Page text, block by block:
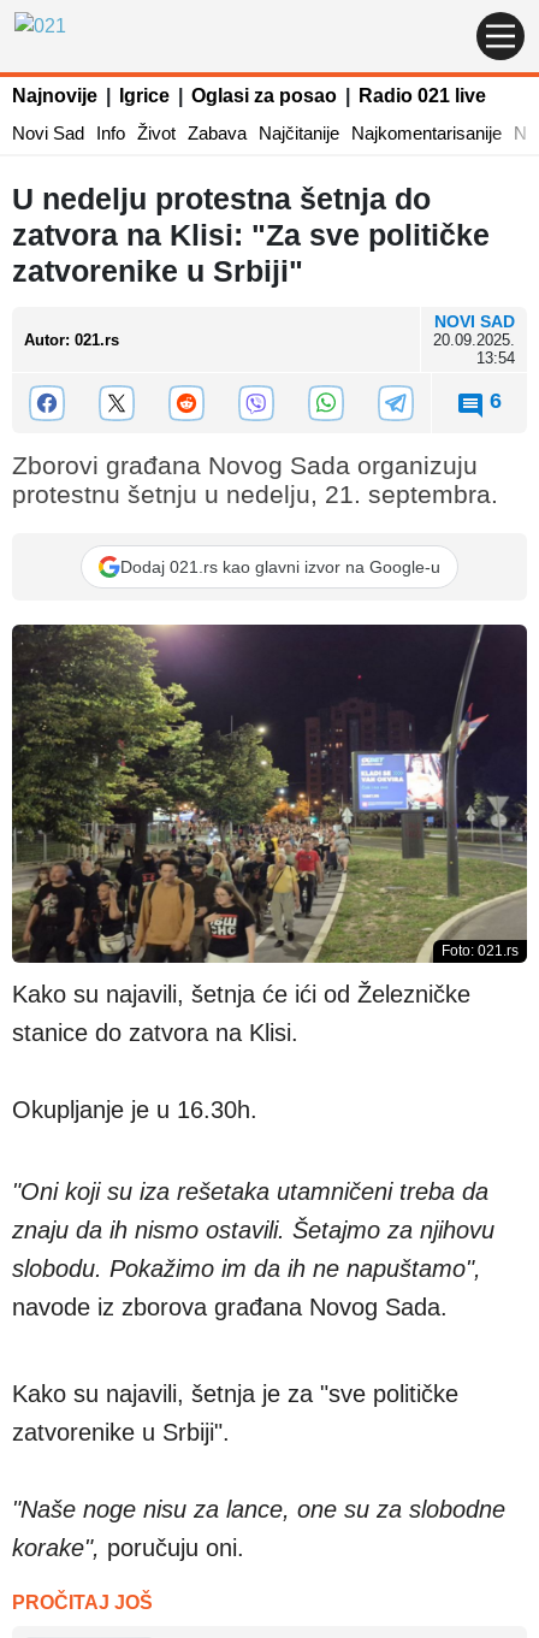
Najnovije Igrice Oglasi za posao
Radio 021 live
Novi Sad
Info Život Zabava Najčitanije Najkomentarisanije
U nedelju protestna šetnja do
zatvora na Klisi: "Za sve političke
zatvorenike u Srbiji"
Autor: 021.rs
NOVI SAD
20.09.2025.
13:54
6
Zborovi građana Novog Sada organizuju
protestnu šetnju u nedelju, 21. septembra.
Dodaj 021.rs kao glavni izvor na Google-u
Foto: 021.rs
Kako su najavili, šetnja će ići od Železničke
stanice do zatvora na Klisi.
Okupljanje je u 16.30h.
"Oni koji su iza rešetaka utamničeni treba da
znaju da ih nismo ostavili. Šetajmo za njihovu
slobodu. Pokažimo im da ih ne napuštamo",
navode iz zborova građana Novog Sada.
Kako su najavili, šetnja je za "sve političke
zatvorenike u Srbiji".
"Naše noge nisu za lance, one su za slobodne
korake", poručuju oni.
PROČITAJ JOŠ